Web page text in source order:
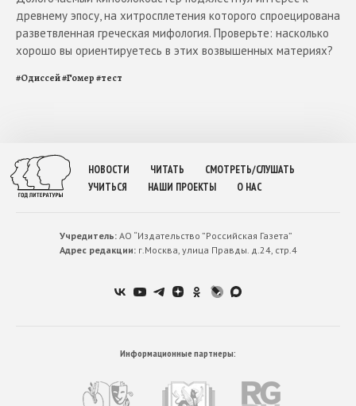
древнему эпосу, на хитросплетения которого спроецирована
разветвленная греческая мифология. Проверьте: насколько
хорошо вы ориентируетесь в этих возвышенных материях?
#Одиссей#Гомер#тест
НОВОСТИ ЧИТАТЬ
СМОТРЕТЬ/СЛУШАТЬ
УЧИТЬСЯ
НАШИ ПРОЕКТЫ О НАС
Учредитель:АО “Издательство ”Российская Газета”
Адрес редакции:г.Москва, улица Правды. д.24, стр.4
Информационные партнеры: